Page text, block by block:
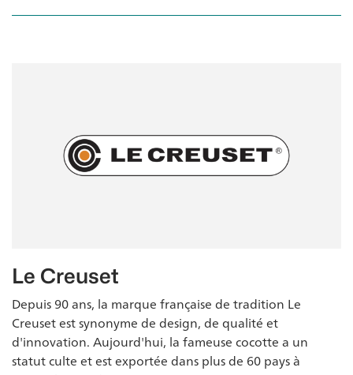
Le Creuset
Depuis 90 ans, la marque française de tradition Le
Creuset est synonyme de design, de qualité et
d'innovation. Aujourd'hui, la fameuse cocotte a un
statut culte et est exportée dans plus de 60 pays à